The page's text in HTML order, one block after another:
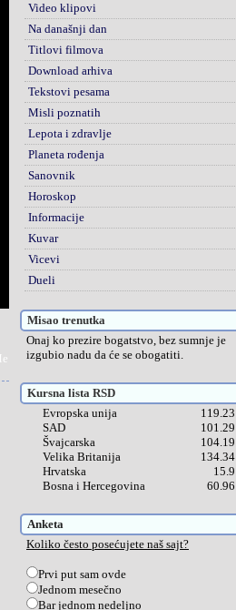
Video klipovi
Na današnji dan
Titlovi filmova
Download arhiva
Tekstovi pesama
Misli poznatih
Lepota i zdravlje
Planeta rođenja
Sanovnik
Horoskop
Informacije
Kuvar
Vicevi
Dueli
Misao trenutka
Onaj ko prezire bogatstvo, bez sumnje je
izgubio nadu da će se obogatiti.
Kursna lista RSD
Evropska unija
119.23
SAD
101.29
Švajcarska
104.19
Velika Britanija
134.34
Hrvatska
15.9
Bosna i Hercegovina
60.96
Anketa
Koliko često posećujete naš sajt?
Prvi put sam ovde
Jednom mesečno
Bar jednom nedeljno